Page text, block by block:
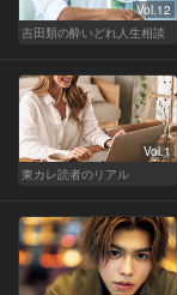
Vol.12
吉田類の酔いどれ人生相談
Vol.1
東カレ読者のリアル